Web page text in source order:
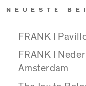
NEUESTE
FRANK I
FRANK I
Amsterdam